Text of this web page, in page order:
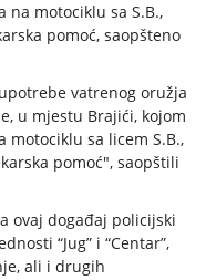
na motociklu sa S.B.,
pomoć, saopšteno
vatrenog oružja
u mjestu Brajići, kojom
motociklu sa licem S.B.,
pomoć", saopštili
ovaj događaj policijski
“Jug” i “Centar”,
ali i drugih